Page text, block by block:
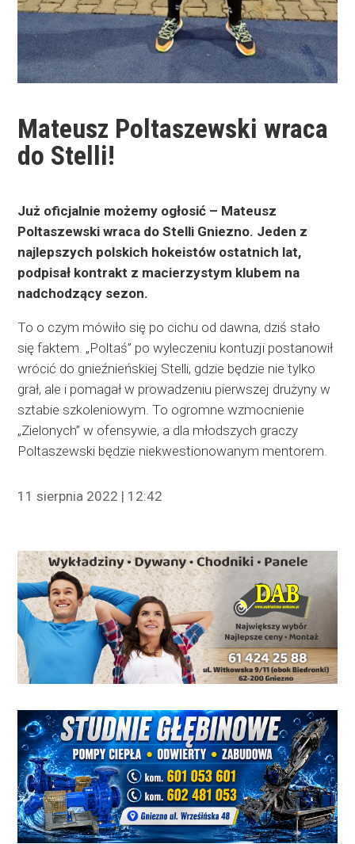
Mateusz Poltaszewski wraca
do Stelli!
Już oficjalnie możemy ogłosić – Mateusz
Poltaszewski wraca do Stelli Gniezno. Jeden z
najlepszych polskich hokeistów ostatnich lat,
podpisał kontrakt z macierzystym klubem na
nadchodzący sezon.
To o czym mówiło się po cichu od dawna, dziś stało
się faktem. „Poltaś” po wyleczeniu kontuzji postanowił
wrócić do gnieźnieńskiej Stelli, gdzie będzie nie tylko
grał, ale i pomagał w prowadzeniu pierwszej drużyny w
sztabie szkoleniowym. To ogromne wzmocnienie
„Zielonych” w ofensywie, a dla młodszych graczy
Poltaszewski będzie niekwestionowanym mentorem.
11 sierpnia 2022 | 12:42